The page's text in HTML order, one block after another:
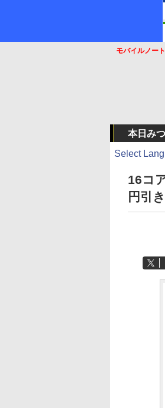
モバイルノート
本日み
Select
16コ
円引き